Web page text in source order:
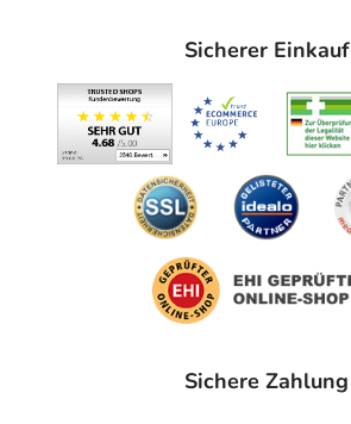
Sicherer Einkauf
Sichere Zahlung